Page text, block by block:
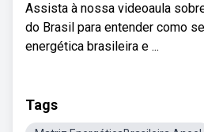
Assista à nossa videoaula
do Brasil para entender como
energética brasileira e ...
Tags